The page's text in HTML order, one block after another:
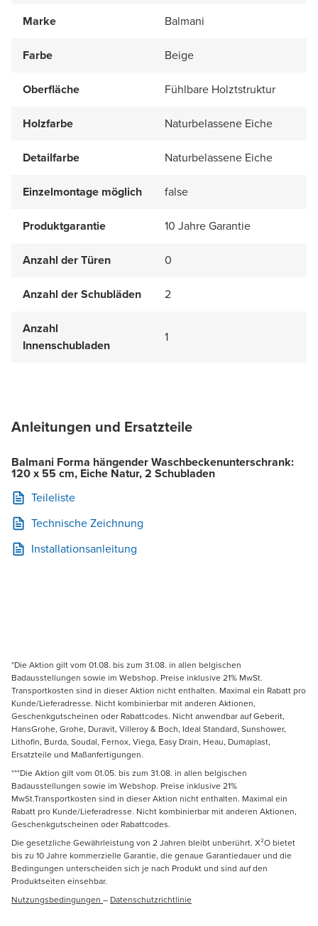
Marke Balmani
Farbe Beige
Oberfläche Fühlbare Holztstruktur
Holzfarbe Naturbelassene Eiche
Detailfarbe Naturbelassene Eiche
Einzelmontage möglich false
Produktgarantie 10 Jahre Garantie
Anzahl der Türen 0
Anzahl der Schubläden 2
Anzahl
Innenschubladen
1
Anleitungen und Ersatzteile
Balmani Forma hängender Waschbeckenunterschrank:
120 x 55 cm, Eiche Natur, 2 Schubladen
Teileliste
Technische Zeichnung
Installationsanleitung
*Die Aktion gilt vom 01.08. bis zum 31.08. in allen belgischen
Badausstellungen sowie im Webshop. Preise inklusive 21% MwSt.
Transportkosten sind in dieser Aktion nicht enthalten. Maximal ein Rabatt pro
Kunde/Lieferadresse. Nicht kombinierbar mit anderen Aktionen,
Geschenkgutscheinen oder Rabattcodes. Nicht anwendbar auf Geberit,
HansGrohe, Grohe, Duravit, Villeroy & Boch, Ideal Standard, Sunshower,
Lithofin, Burda, Soudal, Fernox, Viega, Easy Drain, Heau, Dumaplast,
Ersatzteile und Maßanfertigungen.
***Die Aktion gilt vom 01.05. bis zum 31.08. in allen belgischen
Badausstellungen sowie im Webshop. Preise inklusive 21%
MwSt.Transportkosten sind in dieser Aktion nicht enthalten. Maximal ein
Rabatt pro Kunde/Lieferadresse. Nicht kombinierbar mit anderen Aktionen,
Geschenkgutscheinen oder Rabattcodes.
Die gesetzliche Gewährleistung von 2 Jahren bleibt unberührt. X²O bietet
bis zu 10 Jahre kommerzielle Garantie, die genaue Garantiedauer und die
Bedingungen unterscheiden sich je nach Produkt und sind auf den
Produktseiten einsehbar.
Nutzungsbedingungen – Datenschutzrichtlinie